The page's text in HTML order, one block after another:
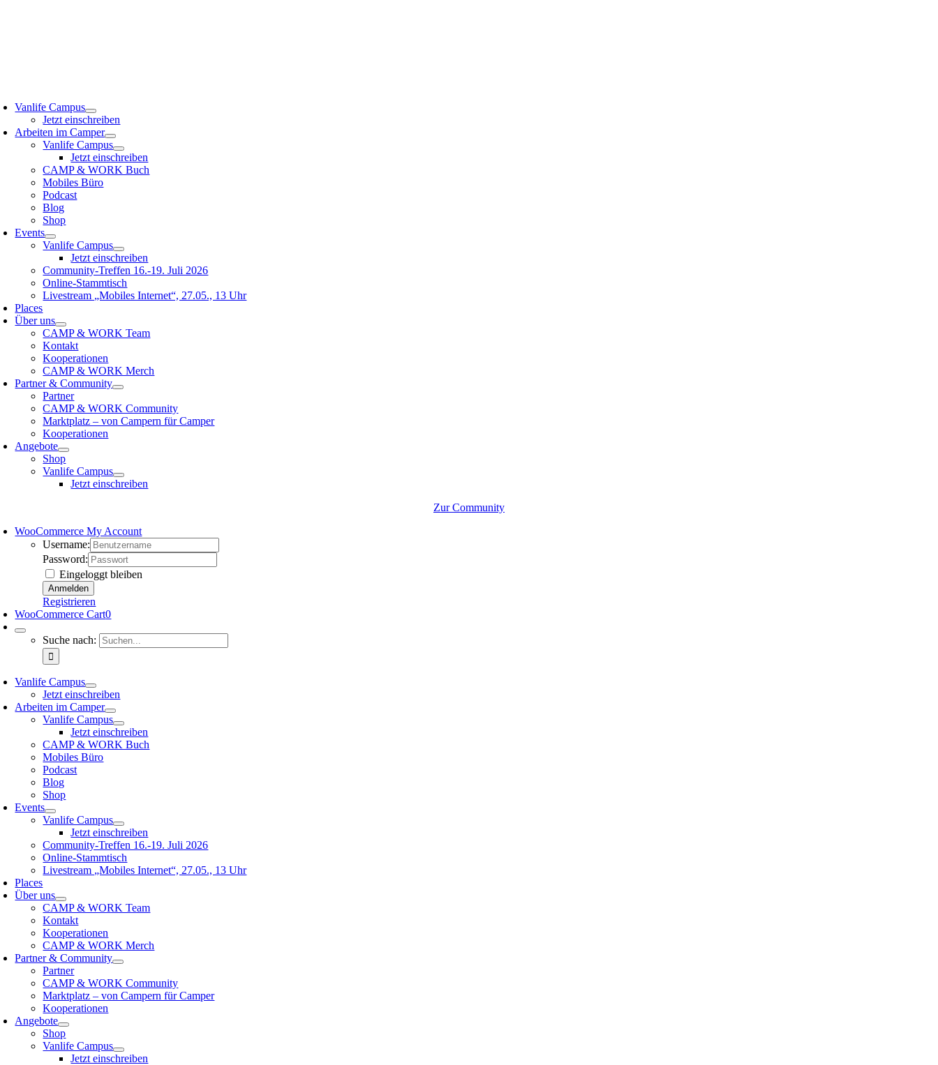
Vanlife Campus
Jetzt einschreiben
Arbeiten im Camper
Vanlife Campus
Jetzt einschreiben
CAMP & WORK Buch
Mobiles Büro
Podcast
Blog
Shop
Events
Vanlife Campus
Jetzt einschreiben
Community-Treffen 16.-19. Juli 2026
Online-Stammtisch
Livestream „Mobiles Internet“, 27.05., 13 Uhr
Places
Über uns
CAMP & WORK Team
Kontakt
Kooperationen
CAMP & WORK Merch
Partner & Community
Partner
CAMP & WORK Community
Marktplatz – von Campern für Camper
Kooperationen
Angebote
Shop
Vanlife Campus
Jetzt einschreiben
Zur Community
WooCommerce My Account
Username:
Password:
Eingeloggt bleiben
Registrieren
WooCommerce Cart0
Suche nach:
Vanlife Campus
Jetzt einschreiben
Arbeiten im Camper
Vanlife Campus
Jetzt einschreiben
CAMP & WORK Buch
Mobiles Büro
Podcast
Blog
Shop
Events
Vanlife Campus
Jetzt einschreiben
Community-Treffen 16.-19. Juli 2026
Online-Stammtisch
Livestream „Mobiles Internet“, 27.05., 13 Uhr
Places
Über uns
CAMP & WORK Team
Kontakt
Kooperationen
CAMP & WORK Merch
Partner & Community
Partner
CAMP & WORK Community
Marktplatz – von Campern für Camper
Kooperationen
Angebote
Shop
Vanlife Campus
Jetzt einschreiben